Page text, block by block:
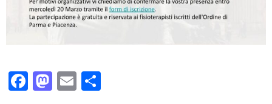
Facebook
Mastodon
Email